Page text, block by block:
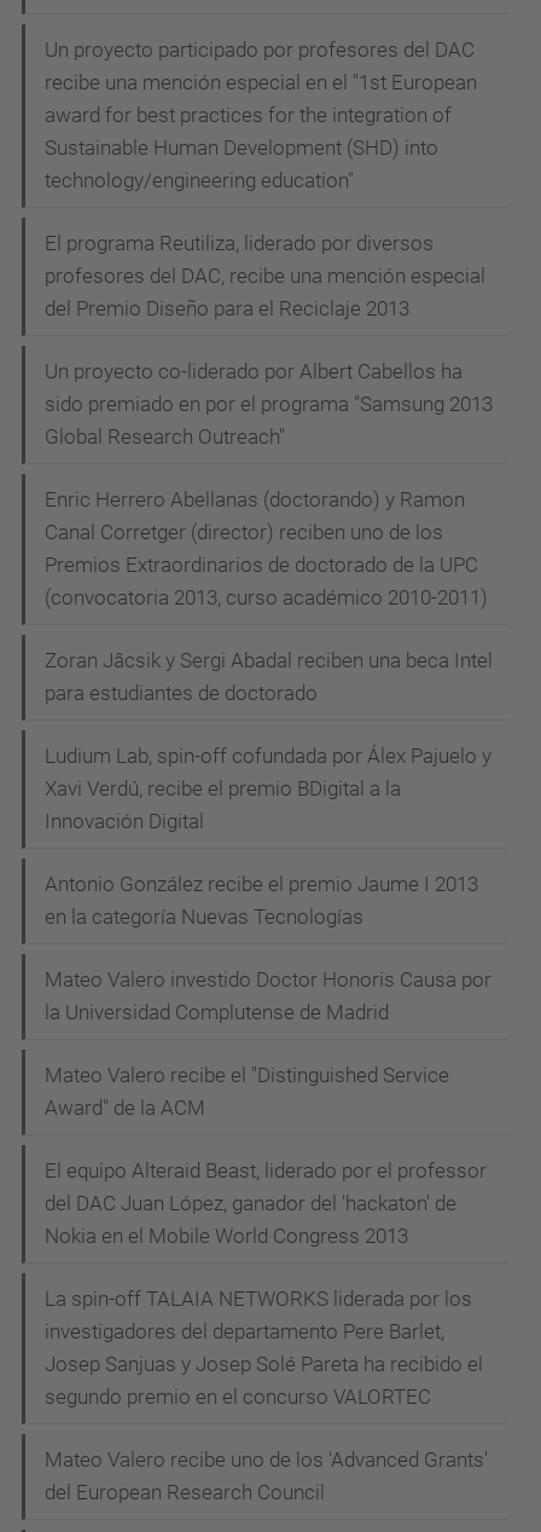
Un proyecto participado por profesores del DAC
recibe una mención especial en el "1st European
award for best practices for the integration of
Sustainable Human Development (SHD) into
technology/engineering education"
El programa Reutiliza, liderado por diversos
profesores del DAC, recibe una mención especial
del Premio Diseño para el Reciclaje 2013
Un proyecto co-liderado por Albert Cabellos ha
sido premiado en por el programa "Samsung 2013
Global Research Outreach"
Enric Herrero Abellanas (doctorando) y Ramon
Canal Corretger (director) reciben uno de los
Premios Extraordinarios de doctorado de la UPC
(convocatoria 2013, curso académico 2010-2011)
Zoran Jâcsik y Sergi Abadal reciben una beca Intel
para estudiantes de doctorado
Ludium Lab, spin-off cofundada por Álex Pajuelo y
Xavi Verdú, recibe el premio BDigital a la
Innovación Digital
Antonio González recibe el premio Jaume I 2013
en la categoría Nuevas Tecnologías
Mateo Valero investido Doctor Honoris Causa por
la Universidad Complutense de Madrid
Mateo Valero recibe el "Distinguished Service
Award" de la ACM
El equipo Alteraid Beast, liderado por el professor
del DAC Juan López, ganador del 'hackaton' de
Nokia en el Mobile World Congress 2013
La spin-off TALAIA NETWORKS liderada por los
investigadores del departamento Pere Barlet,
Josep Sanjuas y Josep Solé Pareta ha recibido el
segundo premio en el concurso VALORTEC
Mateo Valero recibe uno de los 'Advanced Grants'
del European Research Council